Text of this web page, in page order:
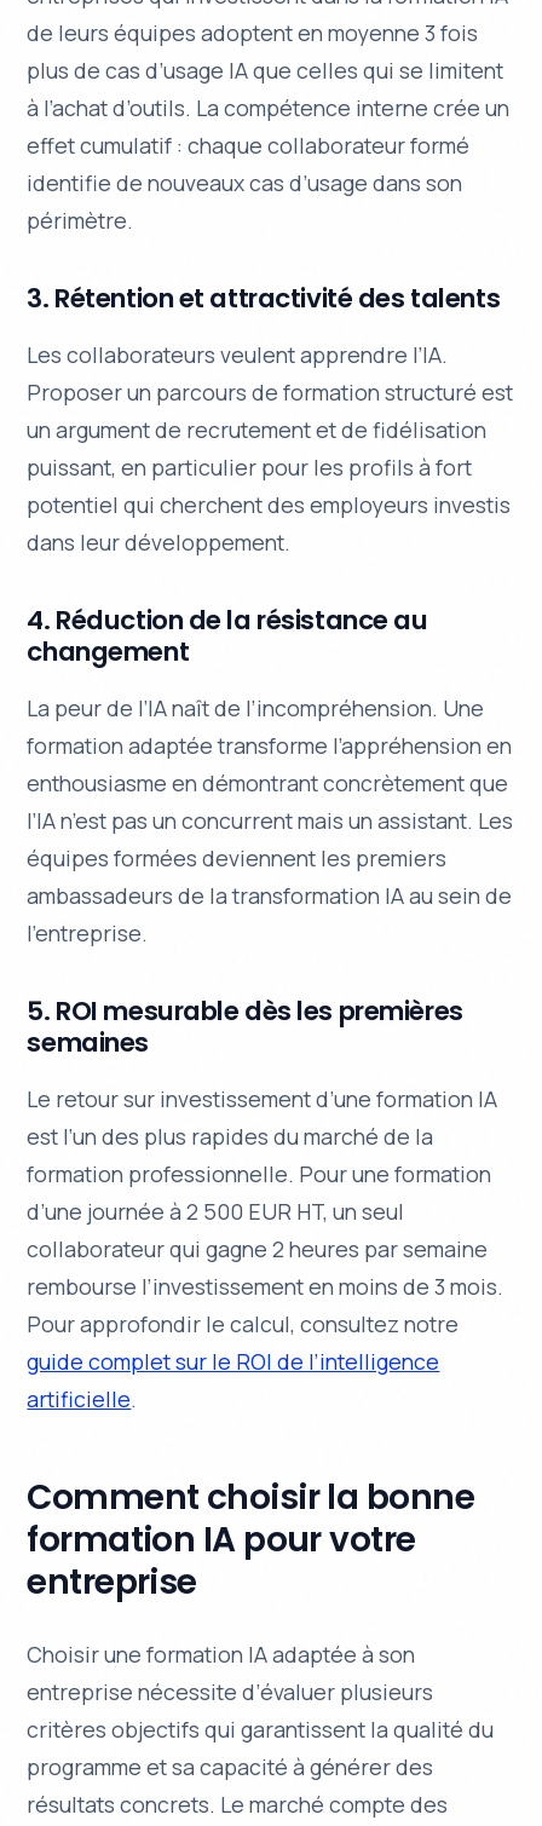
de leurs équipes adoptent en moyenne 3 fois
plus de cas d’usage IA que celles qui se limitent
à l’achat d’outils. La compétence interne crée un
effet cumulatif : chaque collaborateur formé
identifie de nouveaux cas d’usage dans son
périmètre.
3. Rétention et attractivité des talents
Les collaborateurs veulent apprendre l’IA.
Proposer un parcours de formation structuré est
un argument de recrutement et de fidélisation
puissant, en particulier pour les profils à fort
potentiel qui cherchent des employeurs investis
dans leur développement.
4. Réduction de la résistance au
changement
La peur de l’IA naît de l’incompréhension. Une
formation adaptée transforme l’appréhension en
enthousiasme en démontrant concrètement que
l’IA n’est pas un concurrent mais un assistant. Les
équipes formées deviennent les premiers
ambassadeurs de la transformation IA au sein de
l’entreprise.
5. ROI mesurable dès les premières
semaines
Le retour sur investissement d’une formation IA
est l’un des plus rapides du marché de la
formation professionnelle. Pour une formation
d’une journée à 2 500 EUR HT, un seul
collaborateur qui gagne 2 heures par semaine
rembourse l’investissement en moins de 3 mois.
Pour approfondir le calcul, consultez notre
guide complet sur le ROI de l’intelligence
artificielle.
Comment choisir la bonne
formation IA pour votre
entreprise
Choisir une formation IA adaptée à son
entreprise nécessite d’évaluer plusieurs
critères objectifs qui garantissent la qualité du
programme et sa capacité à générer des
résultats concrets. Le marché compte des